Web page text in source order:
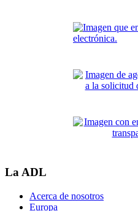
La ADL
Acerca de nosotros
Europa